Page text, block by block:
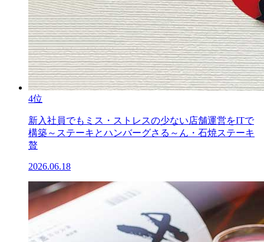
4位
新入社員でもミス・ストレスの少ない店舗運営をITで
構築～ステーキとハンバーグさる～ん・石焼ステーキ
贅
2026.06.18